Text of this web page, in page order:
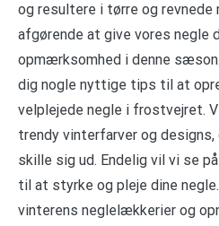
og resultere i tørre og revnede
afgørende at give vores negle
opmærksomhed i denne
dig nogle nyttige tips til at
velplejede negle i frostvejret.
trendy vinterfarver og
skille sig ud. Endelig vil vi se
til at styrke og pleje dine
vinterens neglelækkerier og